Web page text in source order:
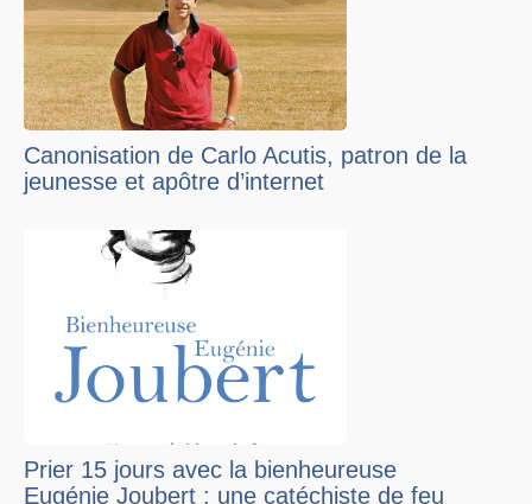
Canonisation de Carlo Acutis, patron de la
jeunesse et apôtre d’internet
Prier 15 jours avec la bienheureuse
Eugénie Joubert : une catéchiste de feu